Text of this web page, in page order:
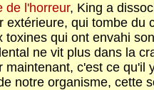
de l'horreur, King a
extérieure, qui tombe du
toxines qui ont envahi
ne vit plus dans la
maintenant, c'est ce qu'il
notre organisme, cette